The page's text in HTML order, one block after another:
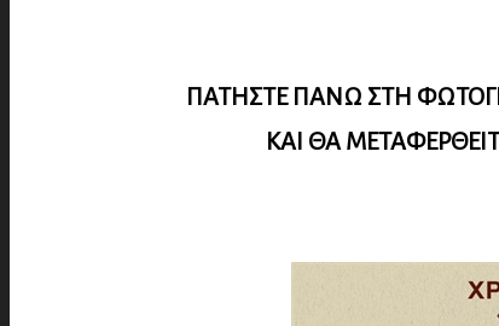
ΠΑΤΗΣΤΕ ΠΑΝΩ ΣΤΗ
ΚΑΙ ΘΑ